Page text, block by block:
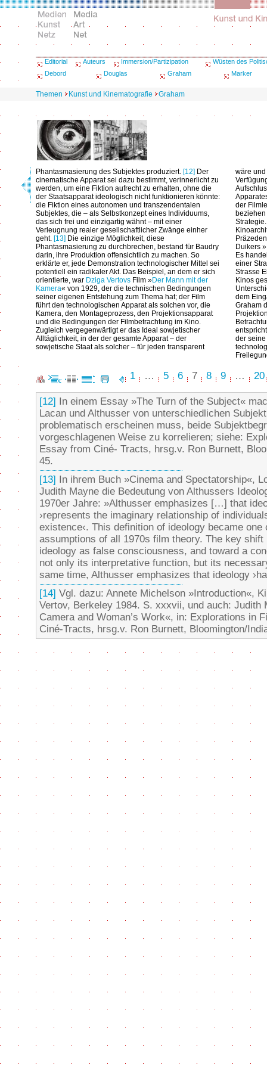
Editorial Auteurs Immersion/Partizipation
Wüsten des
Debord
Douglas Graham Marker
Themen Kunst und Kinematografie Graham
Phantasmasierung des Subjektes produziert. [12] Der
cinematische Apparat sei dazu bestimmt, verinnerlicht zu
werden, um eine Fiktion aufrecht zu erhalten, ohne die
der Staatsapparat ideologisch nicht funktionieren könnte:
die Fiktion eines autonomen und transzendentalen
Subjektes, die – als Selbstkonzept eines Individuums,
das sich frei und einzigartig wähnt – mit einer
Verleugnung realer gesellschaftlicher Zwänge einher
geht. [13] Die einzige Möglichkeit, diese
Phantasmasierung zu durchbrechen, bestand für Baudry
darin, ihre Produktion offensichtlich zu machen. So
erklärte er, jede Demonstration technologischer Mittel sei
potentiell ein radikaler Akt. Das Beispiel, an dem er sich
orientierte, war Dziga Vertovs Film »Der Mann mit der
Kamera« von 1929, der die technischen Bedingungen
seiner eigenen Entstehung zum Thema hat; der Film
führt den technologischen Apparat als solchen vor, die
Kamera, den Montageprozess, den Projektionsapparat
und die Bedingungen der Filmbetrachtung im Kino.
Zugleich vergegenwärtigt er das Ideal sowjetischer
Alltäglichkeit, in der der gesamte Apparat – der
sowjetische Staat als solcher – für jeden transparent
wäre
der
Duikers »
Es
einer
Strasse
Kinos
dem
Graham
der
1 … 5 6 7 8 9 … 20
[12] In einem Essay »The Turn of the Subject«
Lacan und Althusser von unterschiedlichen
problematisch erscheinen muss, beide
vorgeschlagenen Weise zu korrelieren; siehe:
Essay from Ciné- Tracts, hrsg.v. Ron Burnett,
45.
[13] In ihrem Buch »Cinema and Spectatorship«,
Judith Mayne die Bedeutung von Althussers
1970er Jahre: »Althusser emphasizes […] that
›represents the imaginary relationship of
existence‹. This definition of ideology became
assumptions of all 1970s film theory. The key
ideology as false consciousness, and toward a
not only its interpretative function, but its
same time, Althusser emphasizes that ideology
[14] Vgl. dazu: Annete Michelson »Introduction«,
Vertov, Berkeley 1984. S. xxxvii, und auch: Judith
Camera and Woman’s Work«, in: Explorations in
Ciné-Tracts, hrsg.v. Ron Burnett, Bloomington/